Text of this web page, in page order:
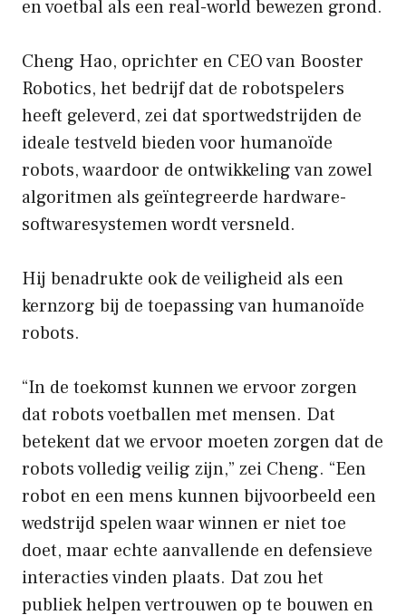
en voetbal als een real-world bewezen grond.
Cheng Hao, oprichter en CEO van Booster
Robotics, het bedrijf dat de robotspelers
heeft geleverd, zei dat sportwedstrijden de
ideale testveld bieden voor humanoïde
robots, waardoor de ontwikkeling van zowel
algoritmen als geïntegreerde hardware-
softwaresystemen wordt versneld.
Hij benadrukte ook de veiligheid als een
kernzorg bij de toepassing van humanoïde
robots.
“In de toekomst kunnen we ervoor zorgen
dat robots voetballen met mensen. Dat
betekent dat we ervoor moeten zorgen dat de
robots volledig veilig zijn,” zei Cheng. “Een
robot en een mens kunnen bijvoorbeeld een
wedstrijd spelen waar winnen er niet toe
doet, maar echte aanvallende en defensieve
interacties vinden plaats. Dat zou het
publiek helpen vertrouwen op te bouwen en